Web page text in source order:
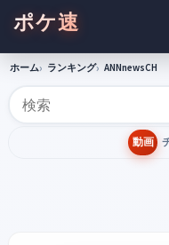
ポケ速
ホーム ランキング ANNnewsCH
動画